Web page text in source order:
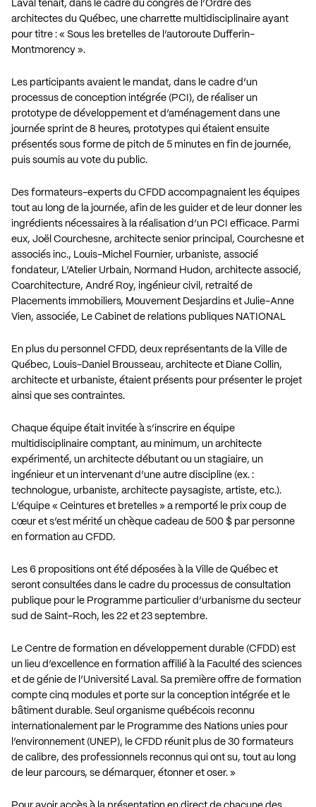
Laval tenait, dans le cadre du congrès de l’Ordre des
architectes du Québec, une charrette multidisciplinaire ayant
pour titre : « Sous les bretelles de l’autoroute Dufferin-
Montmorency ».
Les participants avaient le mandat, dans le cadre d’un
processus de conception intégrée (PCI), de réaliser un
prototype de développement et d’aménagement dans une
journée sprint de 8 heures, prototypes qui étaient ensuite
présentés sous forme de pitch de 5 minutes en fin de journée,
puis soumis au vote du public.
Des formateurs-experts du CFDD accompagnaient les équipes
tout au long de la journée, afin de les guider et de leur donner les
ingrédients nécessaires à la réalisation d’un PCI efficace. Parmi
eux, Joël Courchesne, architecte senior principal, Courchesne et
associés inc., Louis-Michel Fournier, urbaniste, associé
fondateur, L’Atelier Urbain, Normand Hudon, architecte associé,
Coarchitecture, André Roy, ingénieur civil, retraité de
Placements immobiliers, Mouvement Desjardins et Julie-Anne
Vien, associée, Le Cabinet de relations publiques NATIONAL
En plus du personnel CFDD, deux représentants de la Ville de
Québec, Louis-Daniel Brousseau, architecte et Diane Collin,
architecte et urbaniste, étaient présents pour présenter le projet
ainsi que ses contraintes.
Chaque équipe était invitée à s’inscrire en équipe
multidisciplinaire comptant, au minimum, un architecte
expérimenté, un architecte débutant ou un stagiaire, un
ingénieur et un intervenant d’une autre discipline (ex. :
technologue, urbaniste, architecte paysagiste, artiste, etc.).
L’équipe « Ceintures et bretelles » a remporté le prix coup de
cœur et s’est mérité un chèque cadeau de 500 $ par personne
en formation au CFDD.
Les 6 propositions ont été déposées à la Ville de Québec et
seront consultées dans le cadre du processus de consultation
publique pour le Programme particulier d’urbanisme du secteur
sud de Saint-Roch, les 22 et 23 septembre.
Le Centre de formation en développement durable (CFDD) est
un lieu d’excellence en formation affilié à la Faculté des sciences
et de génie de l’Université Laval. Sa première offre de formation
compte cinq modules et porte sur la conception intégrée et le
bâtiment durable. Seul organisme québécois reconnu
internationalement par le Programme des Nations unies pour
l’environnement (UNEP), le CFDD réunit plus de 30 formateurs
de calibre, des professionnels reconnus qui ont su, tout au long
de leur parcours, se démarquer, étonner et oser. »